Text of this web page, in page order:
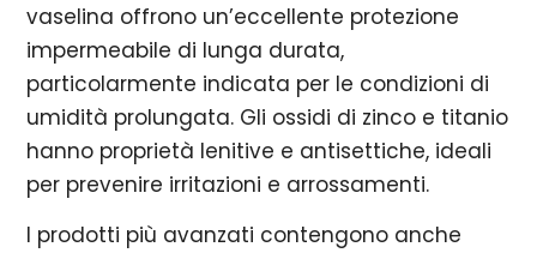
vaselina offrono un’eccellente protezione
impermeabile di lunga durata,
particolarmente indicata per le condizioni di
umidità prolungata. Gli ossidi di zinco e titanio
hanno proprietà lenitive e antisettiche, ideali
per prevenire irritazioni e arrossamenti.
I prodotti più avanzati contengono anche